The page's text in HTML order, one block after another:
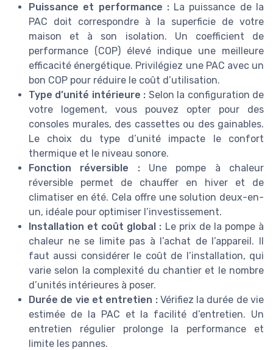
Puissance et performance :La puissance de la
PAC doit correspondre à la superficie de votre
maison et à son isolation. Un coefficient de
performance (COP) élevé indique une meilleure
efficacité énergétique. Privilégiez une PAC avec un
bon COP pour réduire le coût d’utilisation.
Type d’unité intérieure : Selon la configuration de
votre logement, vous pouvez opter pour des
consoles murales, des cassettes ou des gainables.
Le choix du type d’unité impacte le confort
thermique et le niveau sonore.
Fonction réversible :Une pompe à chaleur
réversible permet de chauffer en hiver et de
climatiser en été. Cela offre une solution deux-en-
un, idéale pour optimiser l’investissement.
Installation et coût global : Le prix de la pompe à
chaleur ne se limite pas à l’achat de l’appareil. Il
faut aussi considérer le coût de l’installation, qui
varie selon la complexité du chantier et le nombre
d’unités intérieures à poser.
Durée de vie et entretien :Vérifiez la durée de vie
estimée de la PAC et la facilité d’entretien. Un
entretien régulier prolonge la performance et
limite les pannes.